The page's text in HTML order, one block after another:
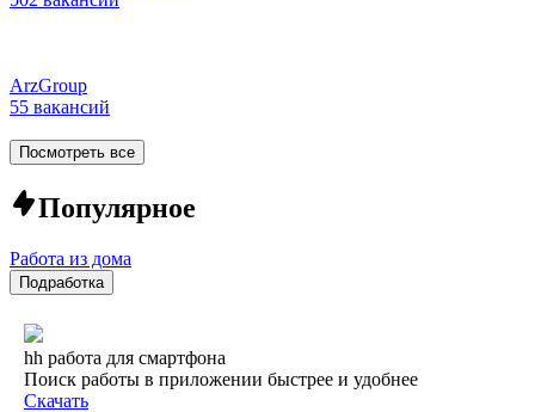
ArzGroup
55 вакансий
Посмотреть все
Популярное
Работа из дома
Подработка
hh работа для смартфона
Поиск работы в приложении быстрее и удобнее
Скачать